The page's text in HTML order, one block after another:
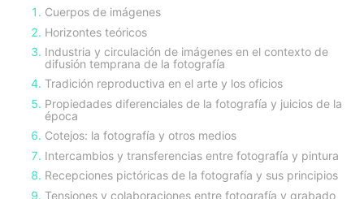
Cuerpos de imágenes
Horizontes teóricos
Industria y circulación de imágenes en el contexto de
difusión temprana de la fotografía
Tradición reproductiva en el arte y los oficios
Propiedades diferenciales de la fotografía y juicios de la
época
Cotejos: la fotografía y otros medios
Intercambios y transferencias entre fotografía y pintura
Recepciones pictóricas de la fotografía y sus principios
Tensiones y colaboraciones entre fotografía y grabado